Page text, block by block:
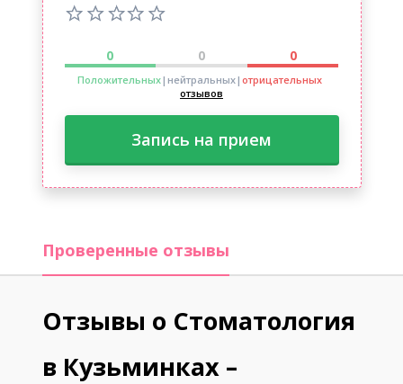
0 0 0
Положительных|нейтральных| отрицательных
отзывов
Запись на прием
Проверенные отзывы
Отзывы о Стоматология
в Кузьминках –